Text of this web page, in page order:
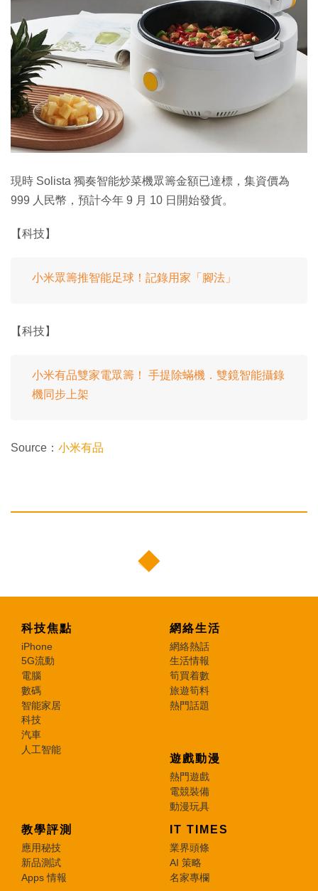
現時 Solista 獨奏智能炒菜機眾籌金額已達標，集資價為
999 人民幣，預計今年 9 月 10 日開始發貨。
【科技】
小米眾籌推智能足球！記錄用家「腳法」
【科技】
小米有品雙家電眾籌！ 手提除蟎機．雙鏡智能攝錄
機同步上架
Source： 小米有品
科技焦點
iPhone
5G流動
電腦
數碼
智能家居
科技
汽車
人工智能
網絡生活
網絡熱話
生活情報
筍買着數
旅遊筍料
熱門話題
遊戲動漫
熱門遊戲
電競裝備
動漫玩具
教學評測
應用秘技
新品測試
Apps 情報
IT TIMES
業界頭條
AI 策略
名家專欄